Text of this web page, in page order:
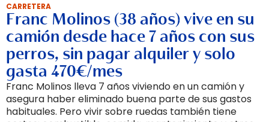
CARRETERA
Franc Molinos (38 años) vive en su
camión desde hace 7 años con sus
perros, sin pagar alquiler y solo
gasta 470€/mes
Franc Molinos lleva 7 años viviendo en un camión y
asegura haber eliminado buena parte de sus gastos
habituales. Pero vivir sobre ruedas también tiene